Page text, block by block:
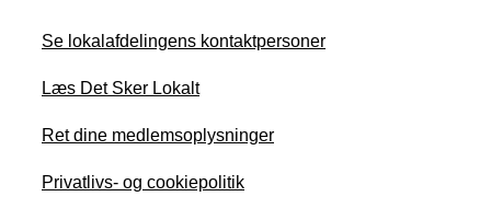
Se lokalafdelingens kontaktpersoner
Læs Det Sker Lokalt
Ret dine medlemsoplysninger
Privatlivs- og cookiepolitik